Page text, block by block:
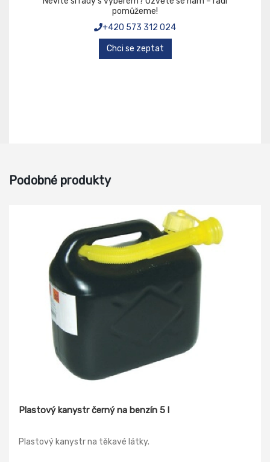
pomůžeme!
+420 573 312 024
Chci se zeptat
Podobné produkty
Plastový kanystr černý na benzín 5 l
Plastový kanystr na těkavé látky.